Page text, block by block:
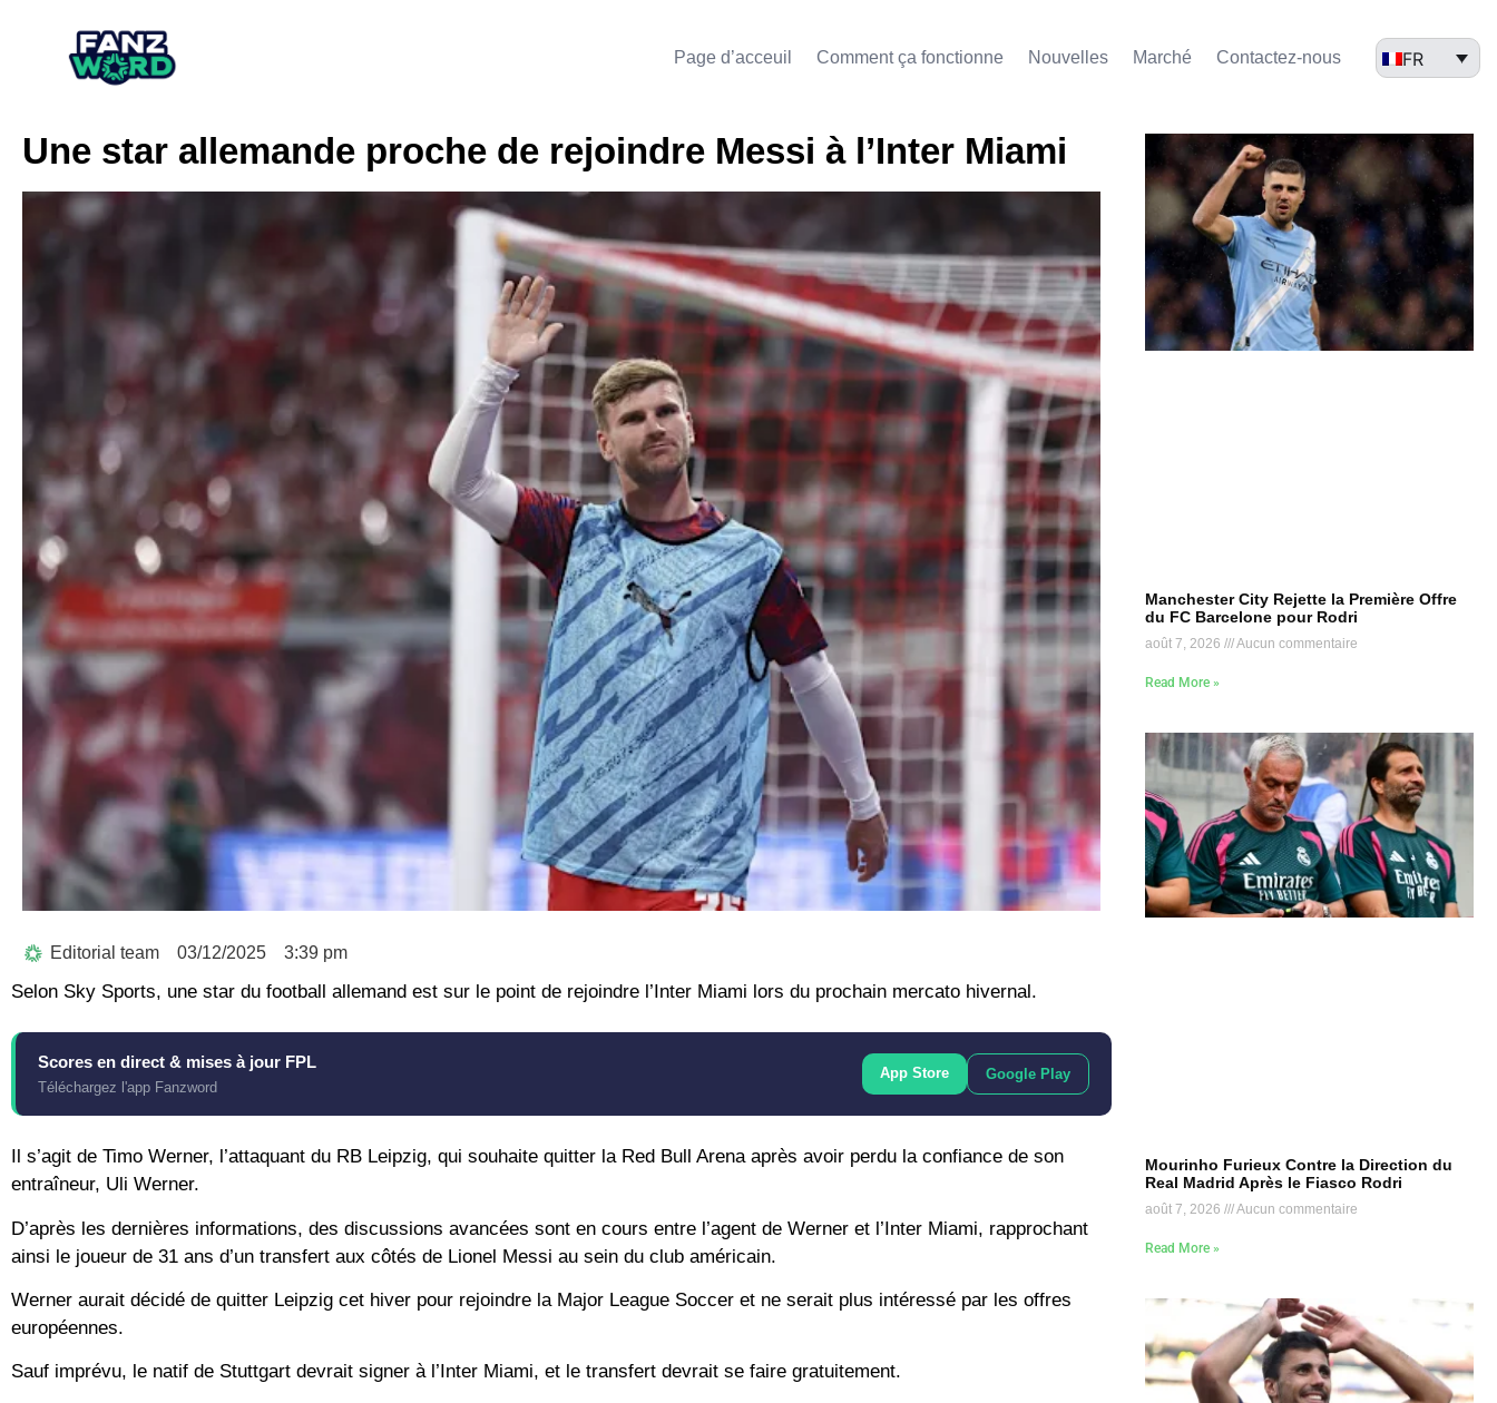
Page d’acceuil Comment ça fonctionne Nouvelles Marché​ Contactez-nous FR
Une star allemande proche de rejoindre Messi à l’Inter Miami
Editorial team 03/12/2025 3:39 pm
Selon Sky Sports, une star du football allemand est sur le point de rejoindre l’Inter Miami lors du prochain mercato hivernal.
Scores en direct & mises à jour FPL
Téléchargez l'app Fanzword
App Store Google Play
Il s’agit de Timo Werner, l’attaquant du RB Leipzig, qui souhaite quitter la Red Bull Arena après avoir perdu la confiance de son
entraîneur, Uli Werner.
D’après les dernières informations, des discussions avancées sont en cours entre l’agent de Werner et l’Inter Miami, rapprochant
ainsi le joueur de 31 ans d’un transfert aux côtés de Lionel Messi au sein du club américain.
Werner aurait décidé de quitter Leipzig cet hiver pour rejoindre la Major League Soccer et ne serait plus intéressé par les offres
européennes.
Sauf imprévu, le natif de Stuttgart devrait signer à l’Inter Miami, et le transfert devrait se faire gratuitement.
Manchester City Rejette la Première Offre
du FC Barcelone pour Rodri
août 7, 2026 Aucun commentaire
Read More »
Mourinho Furieux Contre la Direction du
Real Madrid Après le Fiasco Rodri
août 7, 2026 Aucun commentaire
Read More »